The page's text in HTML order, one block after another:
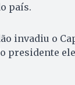
país.
invadiu o